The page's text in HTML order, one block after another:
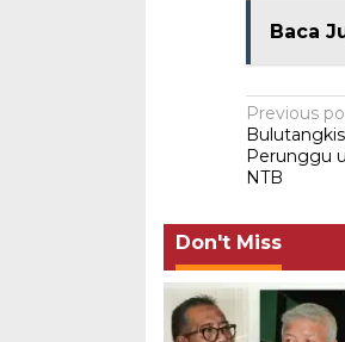
Baca
Post
Previous
Perunggu
NTB
Don't Miss